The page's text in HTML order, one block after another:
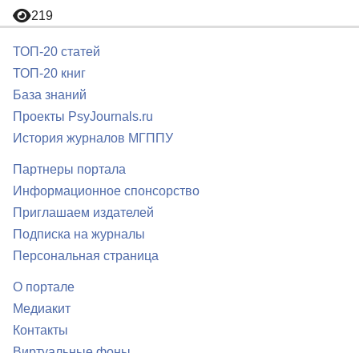
219
ТОП-20 статей
ТОП-20 книг
База знаний
Проекты PsyJournals.ru
История журналов МГППУ
Партнеры портала
Информационное спонсорство
Приглашаем издателей
Подписка на журналы
Персональная страница
О портале
Медиакит
Контакты